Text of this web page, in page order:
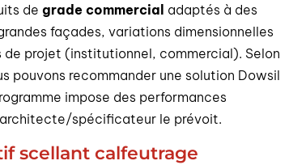
degrade commercial adaptés à des
façades, variations dimensionnelles
de projet (institutionnel, commercial). Selon
pouvons recommander une solution Dowsil
impose des performances
spécificateur le prévoit.
scellant calfeutrage